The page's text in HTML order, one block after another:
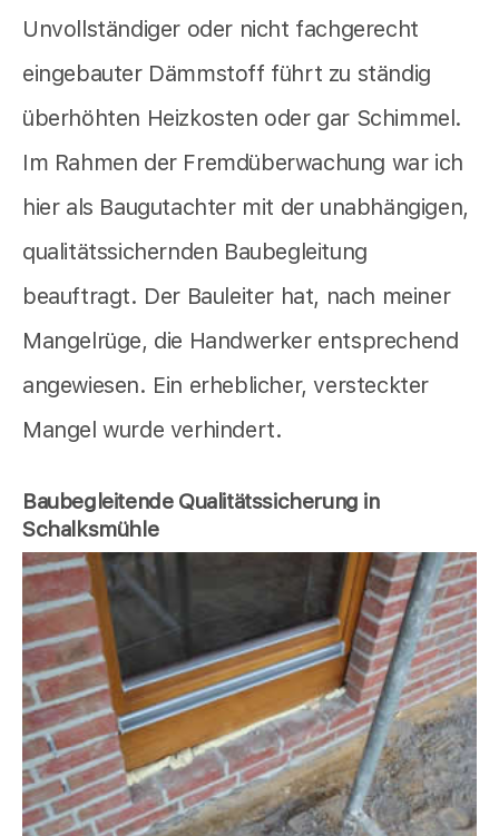
Unvollständiger oder nicht fachgerecht
eingebauter Dämmstoff führt zu ständig
überhöhten Heizkosten oder gar Schimmel.
Im Rahmen der Fremdüberwachung war ich
hier als Baugutachter mit der unabhängigen,
qualitätssichernden Baubegleitung
beauftragt. Der Bauleiter hat, nach meiner
Mangelrüge, die Handwerker entsprechend
angewiesen. Ein erheblicher, versteckter
Mangel wurde verhindert.
Baubegleitende Qualitätssicherung in
Schalksmühle